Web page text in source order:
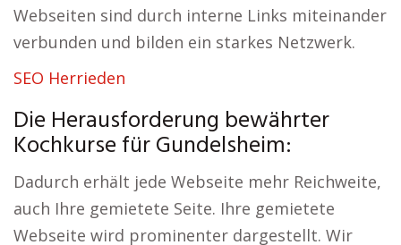
Webseiten sind durch interne Links miteinander
verbunden und bilden ein starkes Netzwerk.
SEO Herrieden
Die Herausforderung bewährter
Kochkurse für Gundelsheim:
Dadurch erhält jede Webseite mehr Reichweite,
auch Ihre gemietete Seite. Ihre gemietete
Webseite wird prominenter dargestellt. Wir